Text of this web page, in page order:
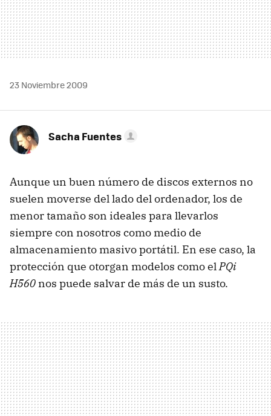
23 Noviembre 2009
Sacha Fuentes
Aunque un buen número de discos externos no
suelen moverse del lado del ordenador, los de
menor tamaño son ideales para llevarlos
siempre con nosotros como medio de
almacenamiento masivo portátil. En ese caso, la
protección que otorgan modelos como elPQi
H560 nos puede salvar de más de un susto.